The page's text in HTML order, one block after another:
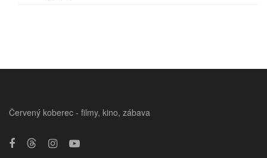
Červený koberec - filmy, kino, zábava